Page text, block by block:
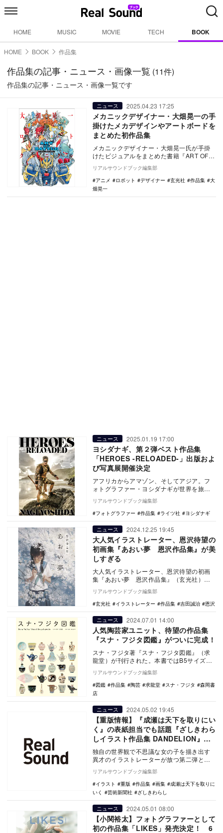
HOME MUSIC MOVIE TECH BOOK
HOME BOOK 作品集
作品集の記事・ニュース・画像一覧 (11件)
作品集の記事・ニュース・画像一覧です
ニュース 2025.04.23 17:25
メカニックデザイナー・大畑晃一の手
掛けたメカデザインやアートボードを
まとめた初作品集
メカニックデザイナー・大畑晃一氏が手掛
けたビジュアルをまとめた書籍『ART OF
BATTLE 大畑晃一ロボットクロニクル』
（…
リアルサウンドブック編集部
アニメ
ロボット デザイナー 玄光社 作品集
大
畑晃一
ニュース 2025.01.19 17:00
ヨシダナギ、第２弾ベスト作品集
「HEROES -RELOADED-」出版およ
び写真展開催決定
アフリカからアマゾン、そしてアジア。フ
ォトグラファー・ヨシダナギが世界を旅し
ながら撮影、その土地土地の少数民族や先
住民族を収めた…
リアルサウンドブック編集部
フォトグラファー
作品集 ライツ社 ヨシダナギ
ニュース 2024.12.25 19:45
大人気イラストレーター、恩沢待望の
初画集『あおい夢 恩沢作品集』が美
しすぎる
大人気イラストレーター、恩沢待望の初画
集『あおい夢 恩沢作品集』（玄光社）
が、2025年1月25日に発売される。 唯一
無…
リアルサウンドブック編集部
玄光社
イラストレーター 作品集 吉田誠治 恩沢
ニュース 2024.07.01 14:00
人気陶芸家ユニット、待望の作品集
『スナ・フジタ図鑑』がついに完成！
スナ・フジタ著『スナ・フジタ図鑑』（求
龍堂）が刊行された。本書ではB5サイズ、
240頁のなかに320点もの図版を掲載。細や
かな筆…
リアルサウンドブック編集部
図鑑
作品集 陶芸 求龍堂 スナ・フジタ
森岡書
店
ニュース 2024.05.02 19:45
【重版情報】『成瀬は天下を取りにい
く』の表紙担当でも話題『ざしきわら
しイラスト作品集 DANDELION』好
調
独自の世界観で不思議な女の子を描き出す
異才のイラストレーターが放つ第二弾とな
る作品集『ざしきわらしイラスト作品集
DANDELI…
リアルサウンドブック編集部
イラスト
重版 作品集 画集
成瀬は天下を取りに
いく
芸術新聞社 ざしきわらし
ニュース 2024.05.01 08:00
【小関裕太】フォトグラファーとして
初の作品集「LIKES」発売決定！ 6